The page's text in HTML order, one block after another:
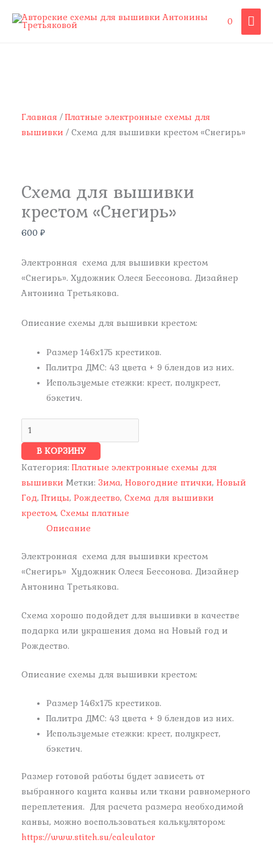
0
Главная / Платные электронные схемы для
вышивки / Схема для вышивки крестом «Снегирь»
Схема для вышивки
крестом «Снегирь»
600 ₽
Электронная схема для вышивки крестом
«Снегирь». Художник Олеся Бессонова. Дизайнер
Антонина Третьякова.
Описание схемы для вышивки крестом:
Размер 146х175 крестиков.
Палитра ДМС: 43 цвета + 9 блендов из них.
Используемые стежки: крест, полукрест,
бэкстич.
вышивки
В КОРЗИНУ
Категория: Платные электронные схемы для
вышивки Метки: Зима, Новогодние птички, Новый
Год, Птицы, Рождество, Схема для вышивки
крестом, Схемы платные
Описание
Электронная схема для вышивки крестом
«Снегирь» Художник Олеся Бессонова. Дизайнер
Антонина Третьякова.
Схема хорошо подойдет для вышивки в качестве
подарка или украшения дома на Новый год и
Рождество.
Описание схемы для вышивки крестом:
Размер 146х175 крестиков.
Палитра ДМС: 43 цвета + 9 блендов из них.
Используемые стежки: крест, полукрест,
бэкстич.
Размер готовой работы будет зависеть от
выбранного каунта канвы или ткани равномерного
переплетения. Для расчета размера необходимой
канвы, можно воспользоваться калькулятором:
https://www.stitch.su/calculator